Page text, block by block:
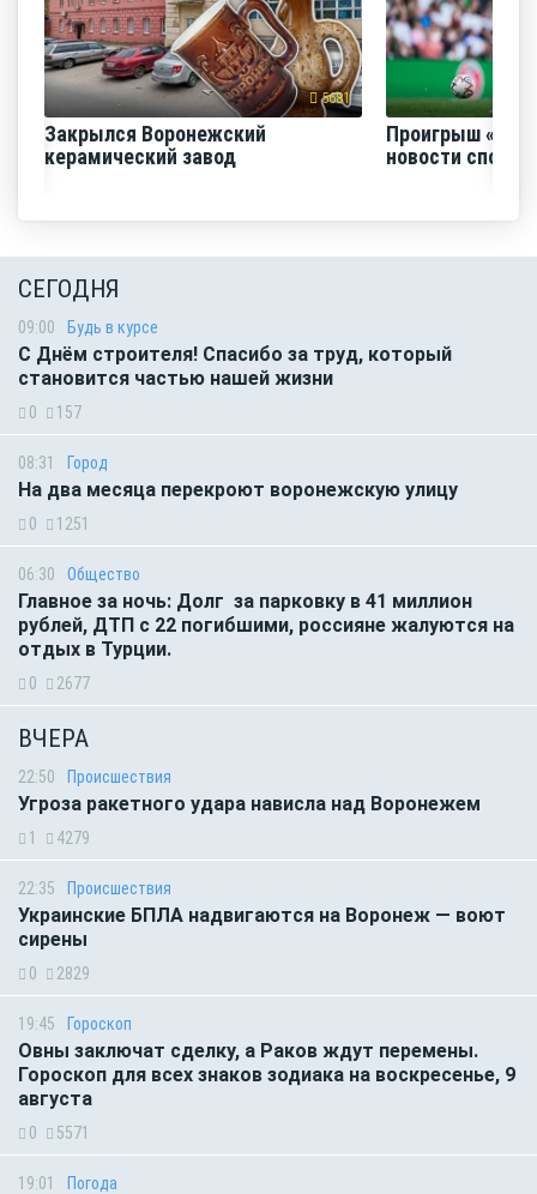
5681
Закрылся Воронежский
керамический завод
Проигрыш
новости
СЕГОДНЯ
09:00 Будь в курсе
С Днём строителя! Спасибо за труд, который
становится частью нашей жизни
0 157
08:31 Город
На два месяца перекроют воронежскую улицу
0 1251
06:30 Общество
Главное за ночь: Долг за парковку в 41 миллион
рублей, ДТП с 22 погибшими, россияне жалуются на
отдых в Турции.
0 2677
ВЧЕРА
22:50 Происшествия
Угроза ракетного удара нависла над Воронежем
1 4279
22:35 Происшествия
Украинские БПЛА надвигаются на Воронеж — воют
сирены
0 2829
19:45 Гороскоп
Овны заключат сделку, а Раков ждут перемены.
Гороскоп для всех знаков зодиака на воскресенье, 9
августа
0 5571
19:01 Погода